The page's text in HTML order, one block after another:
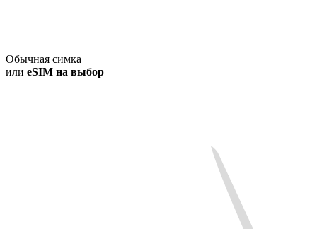
Обычная симка
или eSIM на выбор